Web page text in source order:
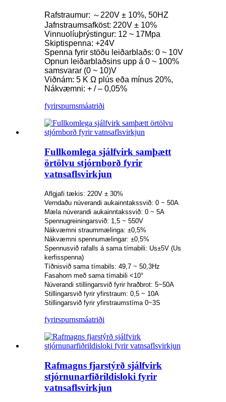
Rafstraumur: ～220V ± 10%, 50HZ
Jafnstraumsafköst: 220V ± 10%
Vinnuolíuþrýstingur: 12 ~ 17Mpa
Skiptispenna: +24V
Spenna fyrir stöðu leiðarblaðs: 0 ~ 10V
Opnun leiðarblaðsins upp á 0 ~ 100%
samsvarar (0 ~ 10)V
Viðnám: 5 Κ Ω plús eða mínus 20%,
Nákvæmni: + / – 0,05%
fyrirspurnsmáatriði
Fullkomlega sjálfvirk samþætt
örtölvu stjórnborð fyrir
vatnsaflsvirkjun
Aflgjafi tækis: 220V ± 30%
Verndaðu núverandi aukainntakssvið: 0 ~ 50A
Mæla núverandi aukainntakssvið: 0 ~ 5A
Spennugreiningarsvið: 1,5 ~ 550V
Nákvæmni straummælinga: ±0,5%
Nákvæmni spennumælingar: ±0,5%
Spennusvið rafalls á sama tímabili: Us±5V (Us
kerfisspenna)
Tíðnisvið sama tímabils: 49,7 ~ 50,3Hz
Fasahorn með sama tímabili <10°
Núverandi stillingarsvið fyrir hraðbrot: 5~50A
Stillingarsvið fyrir yfirstraum: 0,5 ~ 10A
Stillingarsvið fyrir yfirstraumstíma 0~3S
fyrirspurnsmáatriði
Rafmagns fjarstýrð sjálfvirk
stjórnunarfiðrildisloki fyrir
vatnsaflsvirkjun